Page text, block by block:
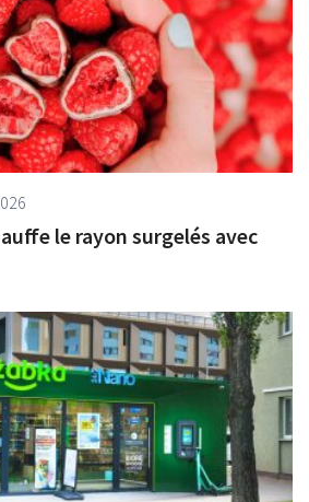
le rayon surgelés avec